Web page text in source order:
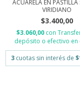
ACUARELA EN
VIRIDIANO
$3.400,00
$3.060,00 con
depósito o efectivo en
3 cuotas sin interés de